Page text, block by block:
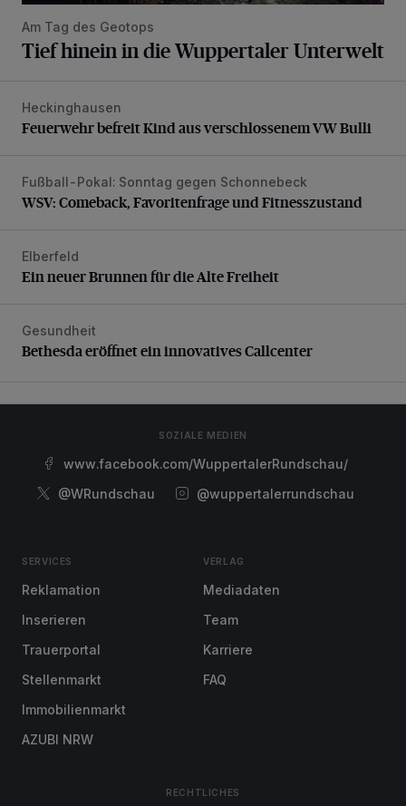
Am Tag des Geotops
Tief hinein in die Wuppertaler Unterwelt
Feuerwehr befreit Kind aus verschlossenem VW Bulli
Heckinghausen
Feuerwehr befreit Kind aus verschlossenem VW Bulli
WSV: Comeback, Favoritenfrage und Fitnesszustand
Fußball-Pokal: Sonntag gegen Schonnebeck
WSV: Comeback, Favoritenfrage und Fitnesszustand
Ein neuer Brunnen für die Alte Freiheit
Elberfeld
Ein neuer Brunnen für die Alte Freiheit
Bethesda eröffnet ein innovatives Callcenter
Gesundheit
Bethesda eröffnet ein innovatives Callcenter
SOZIALE MEDIEN
www.facebook.com/WuppertalerRundschau/
@WRundschau
@wuppertalerrundschau
SERVICES
Reklamation
Inserieren
Trauerportal
Stellenmarkt
Immobilienmarkt
AZUBI NRW
VERLAG
Mediadaten
Team
Karriere
FAQ
RECHTLICHES